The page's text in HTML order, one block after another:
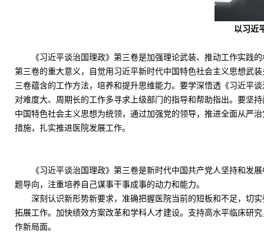
以习近
《习近平谈治国理政》第三卷是加强理论武装、推动工作实践
第三卷的重大意义，自觉用习近平新时代中国特色社会主义思想武
三卷蕴含的工作方法，培养和提升思维能力。要学深悟透《习近平
对难度大、周期长的工作多寻求上级部门的指导和帮助指出。要坚
中国特色社会主义思想为统领，通过加强党的领导，推进全面从严
措施，扎实推进医院发展工作。
《习近平谈治国理政》第三卷是新时代中国共产党人坚持和发
题导向，注重培养自己谋事干事成事的动力和能力。
深刻认识新形势新要求，准确把握医院当前的短板和不足，切
拓展工作。加快绩效方案改革和学科人才建设。支持高水平临床研
作新局面。